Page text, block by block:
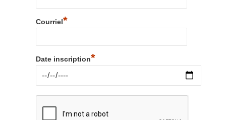
Courriel*
Date inscription*